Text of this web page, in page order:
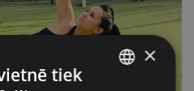
×
tiek